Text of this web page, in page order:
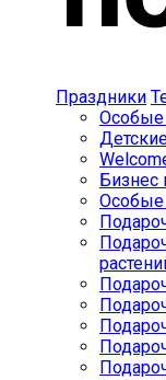
Праздники
Особые
Бизнес
Особые